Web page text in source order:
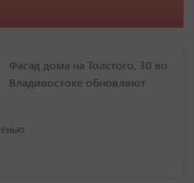
Фасад дома на Толстого, 30 во
Владивостоке обновляют